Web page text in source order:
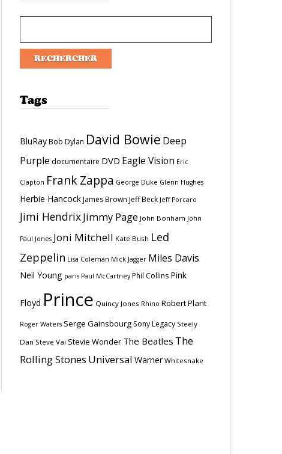
Tags
BluRay Bob Dylan David Bowie Deep
Purple documentaire DVD Eagle Vision Eric
Clapton Frank Zappa George Duke Glenn Hughes
Herbie Hancock James Brown Jeff Beck Jeff Porcaro
Jimi HendrixJimmy Page John Bonham John
Paul Jones Joni Mitchell Kate Bush Led
Zeppelin Lisa Coleman Mick Jagger Miles Davis
Neil Young paris Paul McCartney Phil Collins Pink
Floyd Prince Quincy Jones Rhino Robert Plant
Roger Waters Serge Gainsbourg Sony Legacy Steely
Dan Steve Vai Stevie Wonder The Beatles The
Rolling Stones Universal Warner Whitesnake